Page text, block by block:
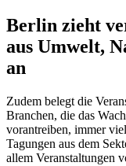
Berlin zieht
aus Umwelt,
an
Zudem belegt die
Branchen, die das
vorantreiben, immer
Tagungen aus dem
allem Veranstaltungen